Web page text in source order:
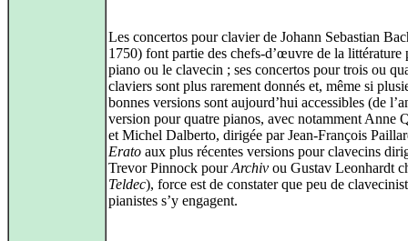
Les concertos pour clavier de Johann Sebastian
1750) font partie des chefs‑d’œuvre de la littérature
piano ou le clavecin ; ses concertos pour trois ou
claviers sont plus rarement donnés et, même si
bonnes versions sont aujourd’hui accessibles (de
version pour quatre pianos, avec notamment Anne
et Michel Dalberto, dirigée par Jean-François
Erato aux plus récentes versions pour clavecins
Trevor Pinnock pourArchiv ou Gustav Leonhardt
Teldec), force est de constater que peu de
pianistes s’y engagent.